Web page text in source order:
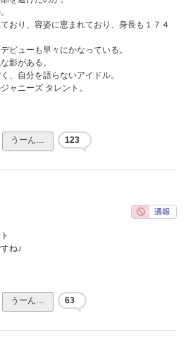
おり、容姿に恵まれており、身長も１７４
ビューも早々にかなっている。
影がある。
、自分を語らないアイドル。
ャニーズ タレント。
うーん… 123
ね♪
うーん… 63